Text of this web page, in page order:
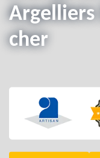
Argelliers
cher